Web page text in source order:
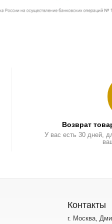
Возврат
У вас есть 30 дней,
Контакты
г. Москва,